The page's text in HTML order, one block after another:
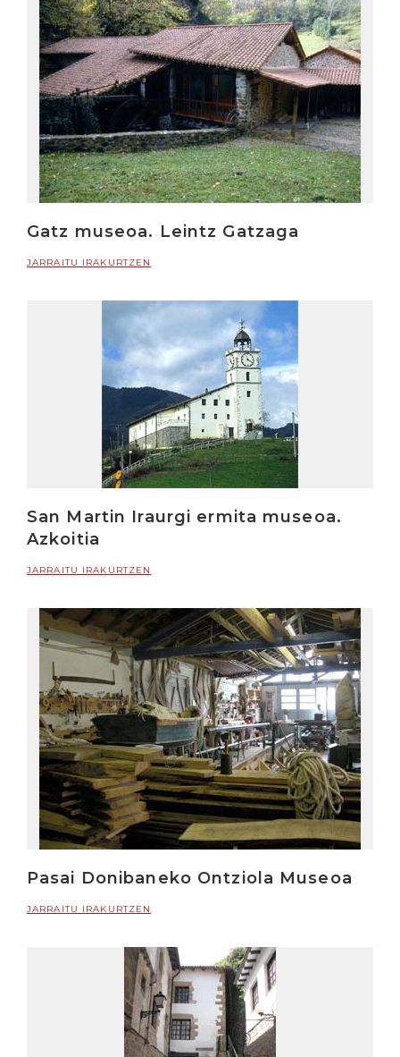
Gatz museoa. Leintz Gatzaga
JARRAITU IRAKURTZEN
San Martin Iraurgi ermita museoa.
Azkoitia
JARRAITU IRAKURTZEN
Pasai Donibaneko Ontziola Museoa
JARRAITU IRAKURTZEN